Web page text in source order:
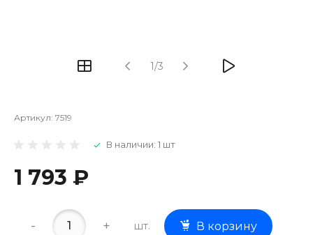
1/3
Артикул: 7519
В наличии: 1 шт
1 793 ₽
- + шт. В корзину